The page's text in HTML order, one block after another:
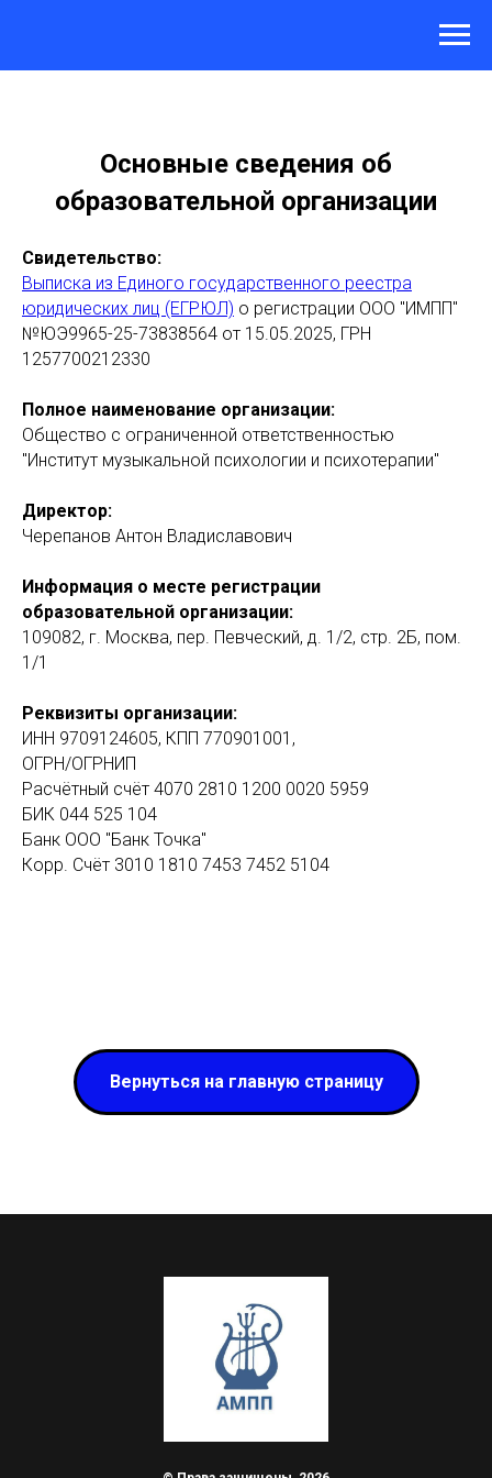
Основные сведения об
образовательной организации
Свидетельство:
Выписка из Единого государственного реестра
юридических лиц (ЕГРЮЛ) о регистрации ООО "ИМПП"
№ЮЭ9965-25-73838564 от 15.05.2025, ГРН
1257700212330
Полное наименование организации:
Общество с ограниченной ответственностью
"Институт музыкальной психологии и психотерапии"
Директор:
Черепанов Антон Владиславович
Информация о месте регистрации
образовательной организации:
109082, г. Москва, пер. Певческий, д. 1/2, стр. 2Б, пом.
1/1
Реквизиты организации:
ИНН 9709124605, КПП 770901001,
ОГРН/ОГРНИП
Расчётный счёт 4070 2810 1200 0020 5959
БИК 044 525 104
Банк ООО "Банк Точка"
Корр. Счёт 3010 1810 7453 7452 5104
Вернуться на главную страницу